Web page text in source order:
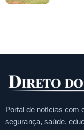
Portal de notícias com
segurança, saúde,